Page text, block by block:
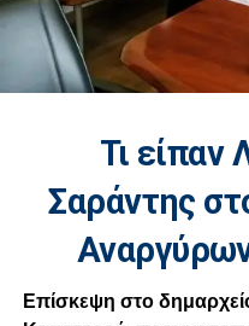
Τι είπαν
Σαράντης
Επίσκεψη στο